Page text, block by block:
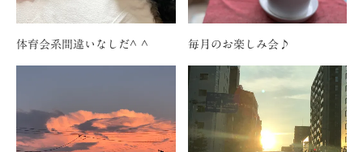
体育会系間違いなしだ^ ^ 毎月のお楽しみ会♪